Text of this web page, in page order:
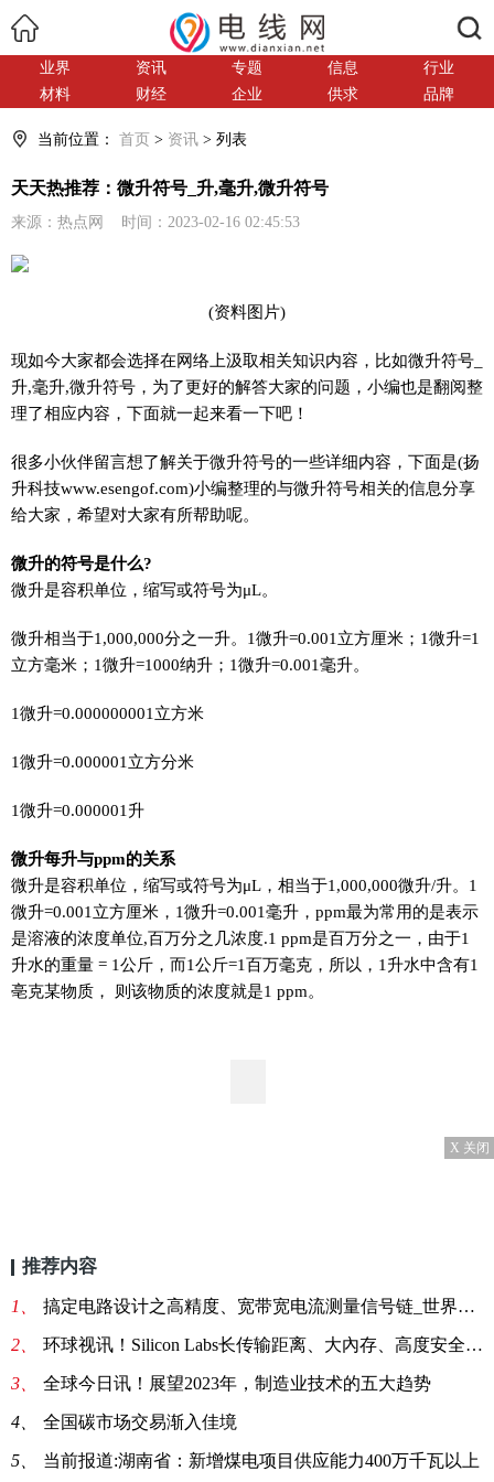
业界 资讯 专题 信息
行业
材料
财经 企业 供求 品牌
当前位置： 首页 > 资讯 > 列表
天天热推荐：微升符号_升,毫升,微升符号
来源：热点网 时间：2023-02-16 02:45:53
(资料图片)
现如今大家都会选择在网络上汲取相关知识内容，比如微升符号_
升,毫升,微升符号，为了更好的解答大家的问题，小编也是翻阅整
理了相应内容，下面就一起来看一下吧！
很多小伙伴留言想了解关于微升符号的一些详细内容，下面是(扬
升科技www.esengof.com)小编整理的与微升符号相关的信息分享
给大家，希望对大家有所帮助呢。
微升的符号是什么?
微升是容积单位，缩写或符号为μL。
微升相当于1,000,000分之一升。1微升=0.001立方厘米；1微升=1
立方毫米；1微升=1000纳升；1微升=0.001毫升。
1微升=0.000000001立方米
1微升=0.000001立方分米
1微升=0.000001升
微升每升与ppm的关系
微升是容积单位，缩写或符号为μL，相当于1,000,000微升/升。1
微升=0.001立方厘米，1微升=0.001毫升，ppm最为常用的是表示
是溶液的浓度单位,百万分之几浓度.1 ppm是百万分之一，由于1
升水的重量 = 1公斤，而1公斤=1百万毫克，所以，1升水中含有1
亳克某物质， 则该物质的浓度就是1 ppm。
X 关闭
推荐内容
1、 搞定电路设计之高精度、宽带宽电流测量信号链_世界微动态
2、 环球视讯！Silicon Labs长传输距离、大內存、高度安全的FG25 sub-GHz SoC现在全面供货
3、 全球今日讯！展望2023年，制造业技术的五大趋势
4、 全国碳市场交易渐入佳境
5、 当前报道:湖南省：新增煤电项目供应能力400万千瓦以上